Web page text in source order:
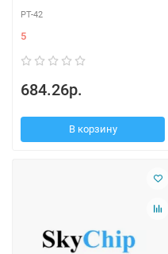
PT-42
5
684.26р.
В корзину